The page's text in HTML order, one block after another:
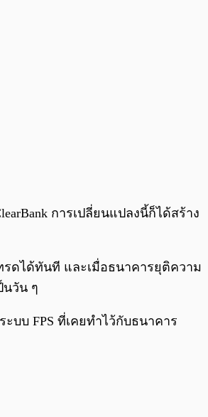
/ 0:00
การเปลี่ยนแปลงนี้ก็ได้สร้าง
ทรดได้ทันที และเมื่อธนาคารยุติความ
นวัน ๆ
บบ FPS ที่เคยทำไว้กับธนาคาร